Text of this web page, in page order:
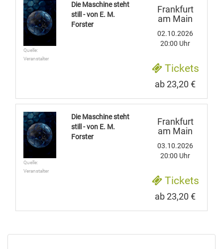
Quelle:
Veranstalter
Die Maschine steht
still - von E. M.
Forster
Frankfurt
am Main
02.10.2026
20:00 Uhr
Tickets
ab 23,20 €
Quelle:
Veranstalter
Die Maschine steht
still - von E. M.
Forster
Frankfurt
am Main
03.10.2026
20:00 Uhr
Tickets
ab 23,20 €